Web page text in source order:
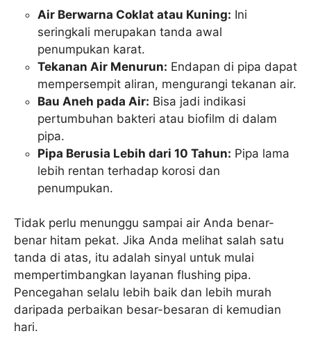
Air Berwarna Coklat atau Kuning: Ini
seringkali merupakan tanda awal
penumpukan karat.
Tekanan Air Menurun: Endapan di pipa dapat
mempersempit aliran, mengurangi tekanan air.
Bau Aneh pada Air: Bisa jadi indikasi
pertumbuhan bakteri atau biofilm di dalam
pipa.
Pipa Berusia Lebih dari 10 Tahun: Pipa lama
lebih rentan terhadap korosi dan
penumpukan.
Tidak perlu menunggu sampai air Anda benar-
benar hitam pekat. Jika Anda melihat salah satu
tanda di atas, itu adalah sinyal untuk mulai
mempertimbangkan layanan flushing pipa.
Pencegahan selalu lebih baik dan lebih murah
daripada perbaikan besar-besaran di kemudian
hari.